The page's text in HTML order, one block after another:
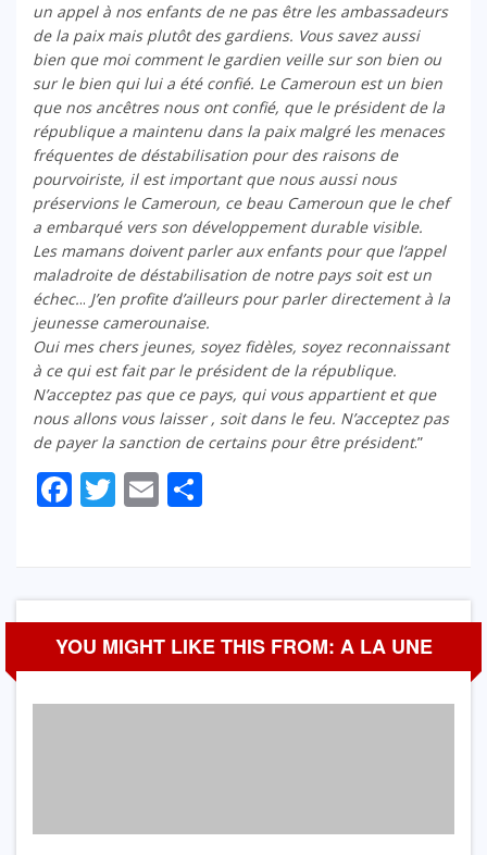
un appel à nos enfants de ne pas être les ambassadeurs
de la paix mais plutôt des gardiens. Vous savez aussi
bien que moi comment le gardien veille sur son bien ou
sur le bien qui lui a été confié. Le Cameroun est un bien
que nos ancêtres nous ont confié, que le président de la
république a maintenu dans la paix malgré les menaces
fréquentes de déstabilisation pour des raisons de
pourvoiriste, il est important que nous aussi nous
préservions le Cameroun, ce beau Cameroun que le chef
a embarqué vers son développement durable visible.
Les mamans doivent parler aux enfants pour que l’appel
maladroite de déstabilisation de notre pays soit est un
échec... J’en profite d’ailleurs pour parler directement à la
jeunesse camerounaise.
Oui mes chers jeunes, soyez fidèles, soyez reconnaissant
à ce qui est fait par le président de la république.
N’acceptez pas que ce pays, qui vous appartient et que
nous allons vous laisser , soit dans le feu. N’acceptez pas
de payer la sanction de certains pour être président.”
Facebook
Twitter
Email
YOU MIGHT LIKE THIS FROM: A LA UNE